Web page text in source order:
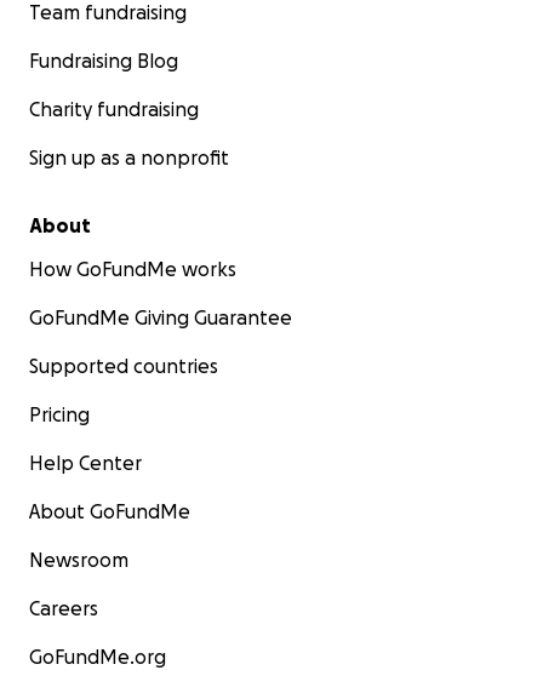
Team fundraising
Fundraising Blog
Charity fundraising
Sign up as a nonprofit
About
How GoFundMe works
GoFundMe Giving Guarantee
Supported countries
Pricing
Help Center
About GoFundMe
Newsroom
Careers
GoFundMe.org